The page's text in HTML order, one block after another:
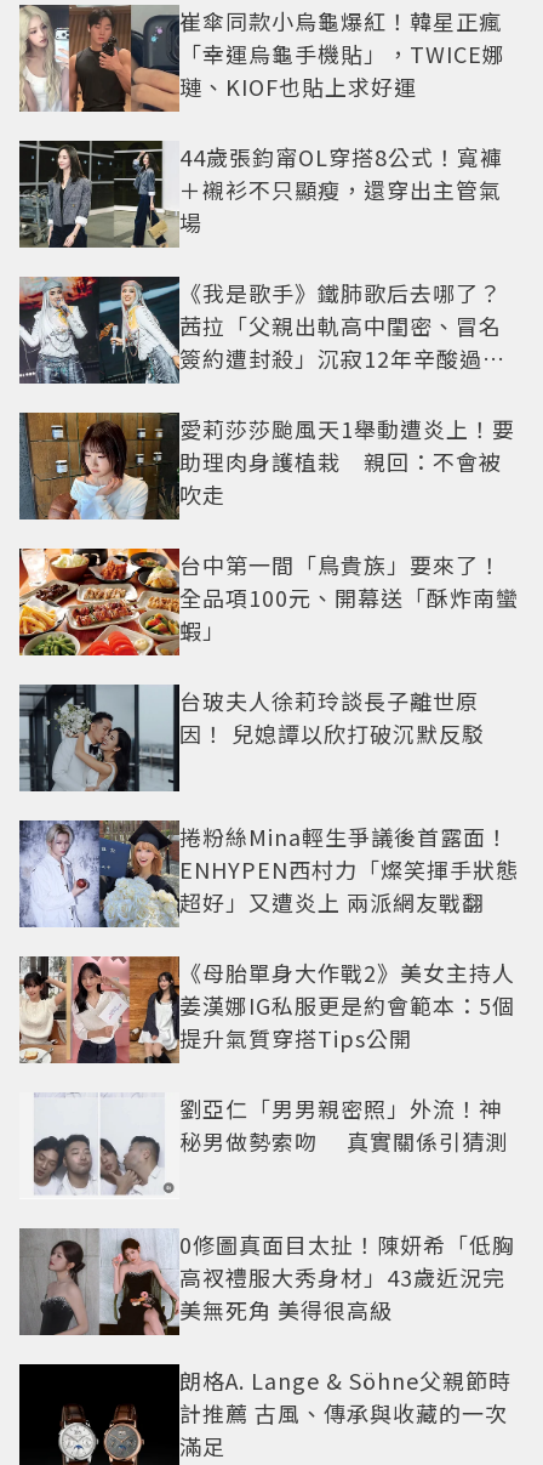
崔傘同款小烏龜爆紅！韓星正瘋
「幸運烏龜手機貼」，TWICE娜
璉、KIOF也貼上求好運
44歲張鈞甯OL穿搭8公式！寬褲
＋襯衫不只顯瘦，還穿出主管氣
場
《我是歌手》鐵肺歌后去哪了？
茜拉「父親出軌高中閨密、冒名
簽約遭封殺」沉寂12年辛酸過往
愛莉莎莎颱風天1舉動遭炎上！要
助理肉身護植栽 親回：不會被
吹走
台中第一間「鳥貴族」要來了！
全品項100元、開幕送「酥炸南蠻
蝦」
台玻夫人徐莉玲談長子離世原
因！ 兒媳譚以欣打破沉默反駁
捲粉絲Mina輕生爭議後首露面！
ENHYPEN西村力「燦笑揮手狀態
超好」又遭炎上 兩派網友戰翻
《母胎單身大作戰2》美女主持人
姜漢娜IG私服更是約會範本：5個
提升氣質穿搭Tips公開
劉亞仁「男男親密照」外流！神
秘男做勢索吻 真實關係引猜測
0修圖真面目太扯！陳妍希「低胸
高衩禮服大秀身材」43歲近況完
美無死角 美得很高級
朗格A. Lange & Söhne父親節時
計推薦 古風、傳承與收藏的一次
滿足